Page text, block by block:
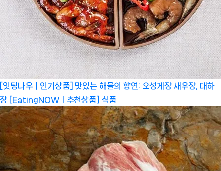
[잇팅나우ㅣ인기상품] 맛있는 해물의 향연: 오성게장 새우장, 대하
장 [EatingNOWㅣ추천상품] 식품